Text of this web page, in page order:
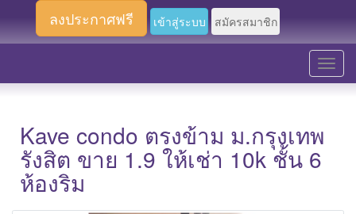
r
r
:
ลงประกาศฟรี เข้าสู่ระบบ สมัครสมาชิก
T
o
Kave condo ตรงข้าม ม.กรุงเทพ
รังสิต ขาย 1.9 ให้เช่า 10k ชั้น 6
ห้องริม